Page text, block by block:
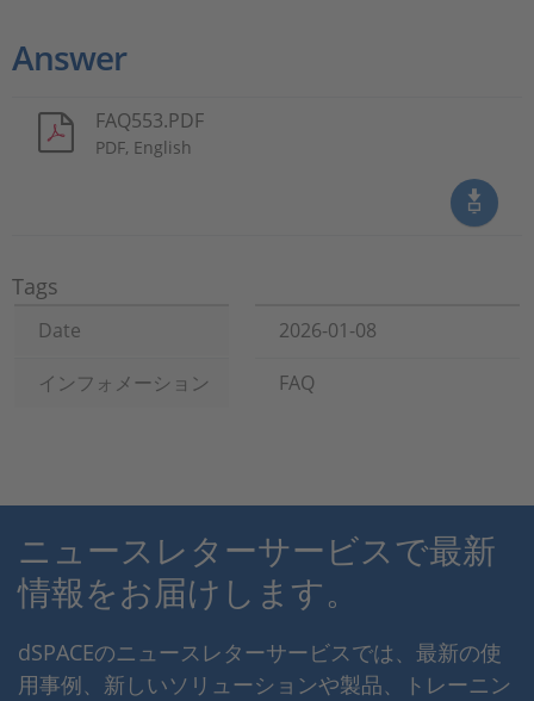
Answer
FAQ553.PDF
PDF, English
Tags
Date
2026-01-08
インフォメーション
FAQ
ニュースレターサービスで最新
情報をお届けします。
dSPACEのニュースレターサービスでは、最新の使
用事例、新しいソリューションや製品、トレーニン